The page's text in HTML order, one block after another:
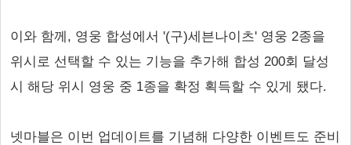
이와 함께, 영웅 합성에서 '(구)세븐나이츠' 영웅 2종을
위시로 선택할 수 있는 기능을 추가해 합성 200회 달성
시 해당 위시 영웅 중 1종을 확정 획득할 수 있게 됐다.
넷마블은 이번 업데이트를 기념해 다양한 이벤트도 준비